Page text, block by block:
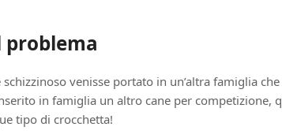
problema
schizzinoso venisse portato in un’altra famiglia
in famiglia un altro cane per competizione,
tipo di crocchetta!